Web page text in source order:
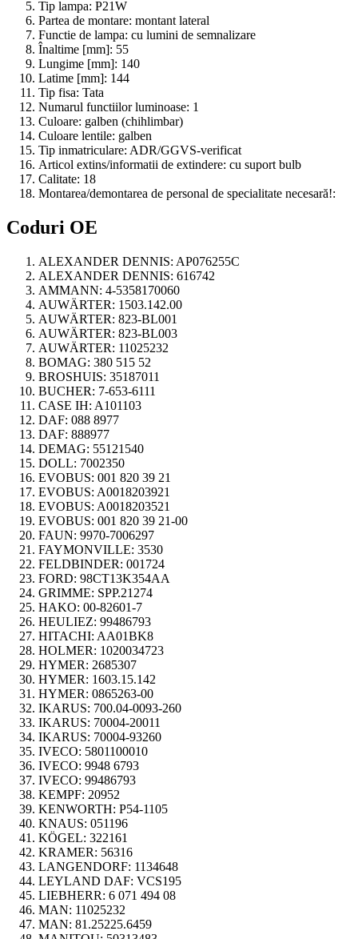
Tip lampa: P21W
Partea de montare: montant lateral
Functie de lampa: cu lumini de semnalizare
Înaltime [mm]: 55
Lungime [mm]: 140
Latime [mm]: 144
Tip fisa: Tata
Numarul functiilor luminoase: 1
Culoare: galben (chihlimbar)
Culoare lentile: galben
Tip inmatriculare: ADR/GGVS-verificat
Articol extins/informatii de extindere: cu suport bulb
Calitate: 18
Montarea/demontarea de personal de specialitate necesară!:
Coduri OE
ALEXANDER DENNIS: AP076255C
ALEXANDER DENNIS: 616742
AMMANN: 4-5358170060
AUWÄRTER: 1503.142.00
AUWÄRTER: 823-BL001
AUWÄRTER: 823-BL003
AUWÄRTER: 11025232
BOMAG: 380 515 52
BROSHUIS: 35187011
BUCHER: 7-653-6111
CASE IH: A101103
DAF: 088 8977
DAF: 888977
DEMAG: 55121540
DOLL: 7002350
EVOBUS: 001 820 39 21
EVOBUS: A0018203921
EVOBUS: A0018203521
EVOBUS: 001 820 39 21-00
FAUN: 9970-7006297
FAYMONVILLE: 3530
FELDBINDER: 001724
FORD: 98CT13K354AA
GRIMME: SPP.21274
HAKO: 00-82601-7
HEULIEZ: 99486793
HITACHI: AA01BK8
HOLMER: 1020034723
HYMER: 2685307
HYMER: 1603.15.142
HYMER: 0865263-00
IKARUS: 700.04-0093-260
IKARUS: 70004-20011
IKARUS: 70004-93260
IVECO: 5801100010
IVECO: 9948 6793
IVECO: 99486793
KEMPF: 20952
KENWORTH: P54-1105
KNAUS: 051196
KÖGEL: 322161
KRAMER: 56316
LANGENDORF: 1134648
LEYLAND DAF: VCS195
LIEBHERR: 6 071 494 08
MAN: 11025232
MAN: 81.25225.6459